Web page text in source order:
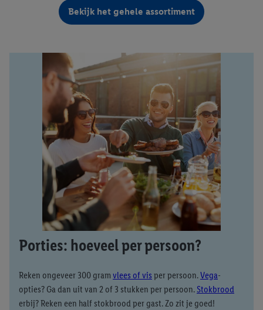
Bekijk het gehele assortiment
Porties: hoeveel per persoon?
Reken ongeveer 300 gram vlees of vis per persoon.Vega-
opties? Ga dan uit van 2 of 3 stukken per persoon. Stokbrood
erbij? Reken een half stokbrood per gast. Zo zit je goed!